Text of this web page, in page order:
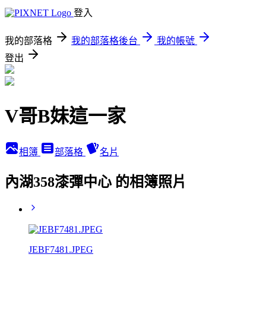
登入
我的部落格 我的部落格後台
我的帳號
登出
V哥B妹這一家
相簿 部落格 名片
內湖358漆彈中心 的相簿照片
JEBF7481.JPEG